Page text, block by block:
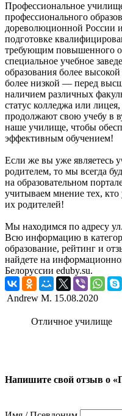
Профессиональное
профессионального
дореволюционной России
подготовке
требующим повышенного
специальное учебное
образования более
более низкой — перед
наличием различных
статус колледжа или
продолжают свою учебу в
наше училище, чтобы
эффективным обучением!
Если же вы уже являетесь
родителем, то мы всегда
на образовательном
учитываем мнение тех,
их родителей!
Мы находимся по адресу
Всю информацию в
образование, рейтинг и
найдете на
Белоруссии eduby.su.
Andrew M. 15.08.2020
Отличное училище
Напишите свой отзыв о